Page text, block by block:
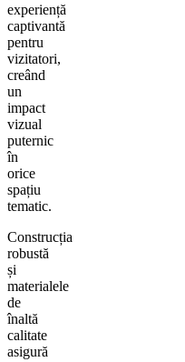
experiență
captivantă
pentru
vizitatori,
creând
un
impact
vizual
puternic
în
orice
spațiu
tematic.
Construcția
robustă
și
materialele
de
înaltă
calitate
asigură